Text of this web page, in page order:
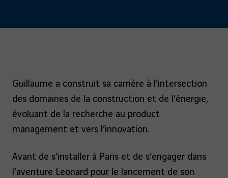
Guillaume a construit sa carrière à l’intersection
des domaines de la construction et de l’énergie,
évoluant de la recherche au product
management et vers l’innovation.
Avant de s’installer à Paris et de s’engager dans
l’aventure Leonard pour le lancement de son